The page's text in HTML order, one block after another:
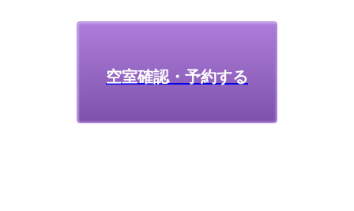
空室確認・予約する